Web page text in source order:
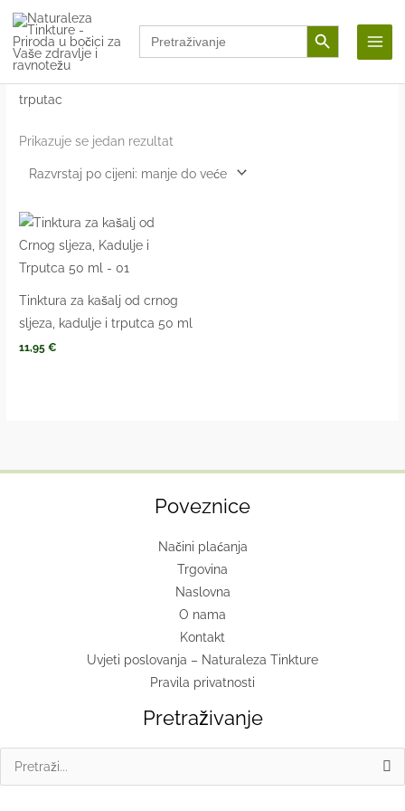
Skip
content
Search
for:
Search Button
Početna/ Proizvodi označeni “trputac”
trputac
Prikazuje se jedan rezultat
Tinktura za kašalj od crnog
sljeza, kadulje i trputca 50 ml
11,95€
Poveznice
Načini plaćanja
Trgovina
Naslovna
O nama
Kontakt
Uvjeti poslovanja – Naturaleza Tinkture
Pravila privatnosti
Pretraživanje